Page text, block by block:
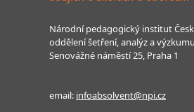
Národní pedagogický institut
oddělení šetření, analýz a výzkumu
Senovážné náměstí 25, Praha 1
email: infoabsolvent@npi.cz